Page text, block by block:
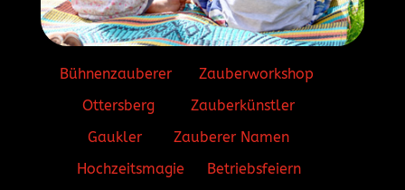
Bühnenzauberer
Zauberworkshop
Ottersberg
Zauberkünstler
Gaukler
Zauberer Namen
Hochzeitsmagie
Betriebsfeiern